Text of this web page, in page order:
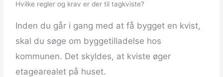
Hvilke regler og krav er der til tagkviste?
Inden du går i gang med at få bygget en kvist,
skal du søge om byggetilladelse hos
kommunen. Det skyldes, at kviste øger
etagearealet på huset.